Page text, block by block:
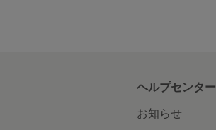
ヘルプセンター
お知らせ